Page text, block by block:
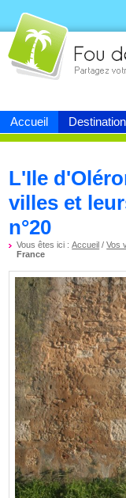
Accueil
Fou devoyage
L'Ile
villes et
n°20
Vous êtes ici :Accueil /Vos
France